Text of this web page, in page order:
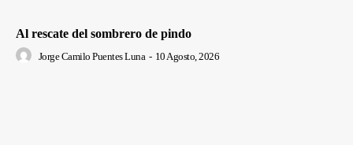
Al rescate del sombrero de pindo
Jorge Camilo Puentes Luna - 10 Agosto, 2026